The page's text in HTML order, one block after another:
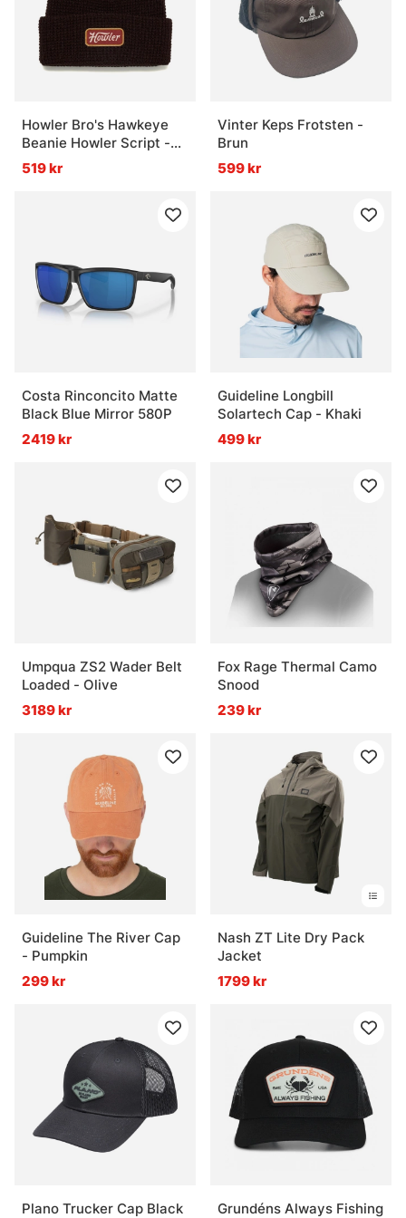
Howler Bro's Hawkeye
Beanie Howler Script -
Dark Brown
519 kr
Vinter Keps Frotsten -
Brun
599 kr
Costa Rinconcito Matte
Black Blue Mirror 580P
2419 kr
Guideline Longbill
Solartech Cap - Khaki
499 kr
Umpqua ZS2 Wader Belt
Loaded - Olive
3189 kr
Fox Rage Thermal Camo
Snood
239 kr
Guideline The River Cap
- Pumpkin
299 kr
Nash ZT Lite Dry Pack
Jacket
1799 kr
Plano Trucker Cap Black
Grundéns Always Fishing